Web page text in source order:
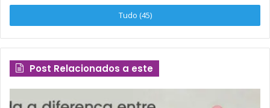
Tudo (45)
Post Relacionados a este